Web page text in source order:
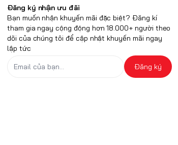
Đăng ký nhận ưu đãi
Bạn muốn nhận khuyến mãi đặc biệt? Đăng kí
tham gia ngay cộng động hơn 18.000+ người theo
dõi của chúng tôi để cập nhật khuyến mãi ngay
lập tức
Đăng ký